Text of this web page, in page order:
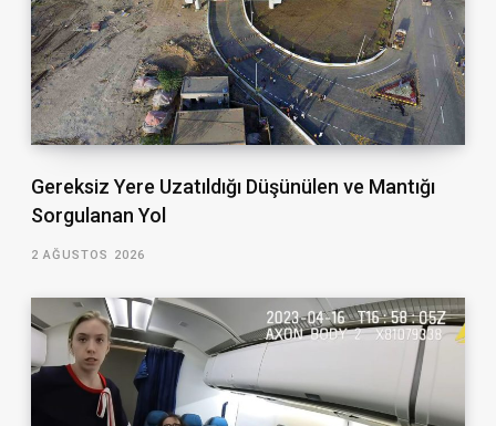
Gereksiz Yere Uzatıldığı Düşünülen ve Mantığı
Sorgulanan Yol
2 AĞUSTOS 2026